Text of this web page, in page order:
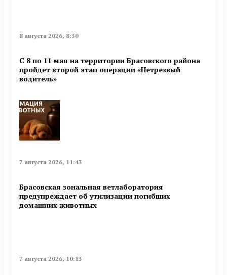
8 августа 2026, 8:30
С 8 по 11 мая на территории Брасовского района
пройдет второй этап операции «Нетрезвый
водитель»
7 августа 2026, 11:43
Брасовская зональная ветлаборатория
предупреждает об утилизации погибших
домашних животных
7 августа 2026, 10:13